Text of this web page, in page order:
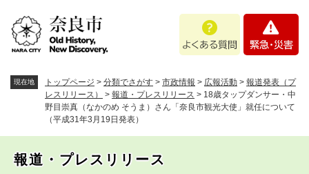
あ
問
・
現在地 トップページ > 分類でさがす > 市政情報 > 広報活動 > 報道発表（プ
レスリリース）
> 報道・プレスリリース > 18歳タップダンサー・中
野目崇真（なかのめ そうま）さん「奈良市観光大使」就任について
（平成31年3月19日発表）
報道・プレスリリース